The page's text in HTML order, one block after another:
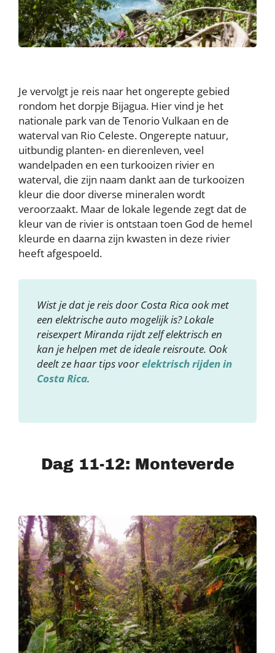
Je vervolgt je reis naar het ongerepte gebied
rondom het dorpje Bijagua. Hier vind je het
nationale park van de Tenorio Vulkaan en de
waterval van Rio Celeste. Ongerepte natuur,
uitbundig planten- en dierenleven, veel
wandelpaden en een turkooizen rivier en
waterval, die zijn naam dankt aan de turkooizen
kleur die door diverse mineralen wordt
veroorzaakt. Maar de lokale legende zegt dat de
kleur van de rivier is ontstaan toen God de hemel
kleurde en daarna zijn kwasten in deze rivier
heeft afgespoeld.
Wist je dat je reis door Costa Rica ook met
een elektrische auto mogelijk is? Lokale
reisexpert Miranda rijdt zelf elektrisch en
kan je helpen met de ideale reisroute. Ook
deelt ze haar tips voorelektrisch rijden in
Costa Rica.
Dag 11-12: Monteverde